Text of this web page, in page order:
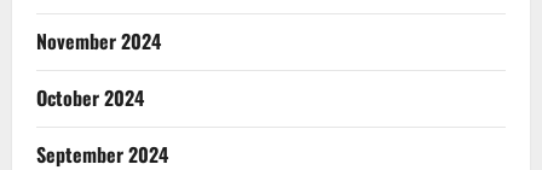
November 2024
October 2024
September 2024